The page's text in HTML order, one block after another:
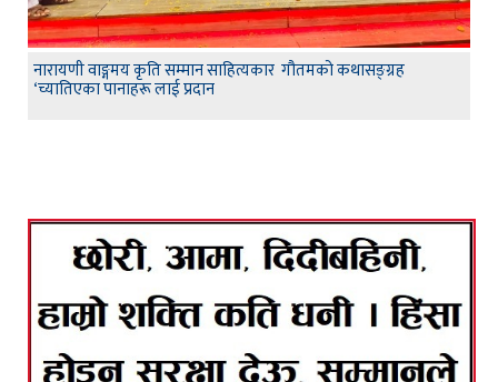
नारायणी वाङ्गमय कृति सम्मान साहित्यकार गौतमको कथासङ्ग्रह
‘च्यातिएका पानाहरू लाई प्रदान